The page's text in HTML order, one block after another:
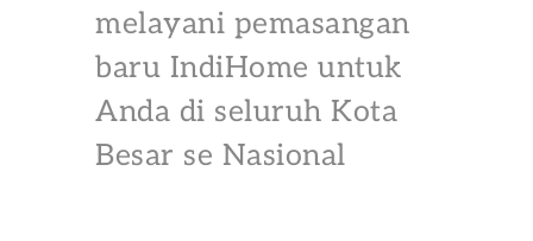
melayani pemasangan
baru IndiHome untuk
Anda di seluruh Kota
Besar se Nasional